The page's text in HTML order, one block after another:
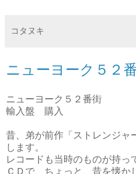
コタヌキ
ニューヨーク５２
ニューヨーク５２番街
輸入盤 購入
昔、弟が前作「ストレンジャ
します。
レコードも当時のものが持っ
ＣＤで、ちょっと、昔を懐か